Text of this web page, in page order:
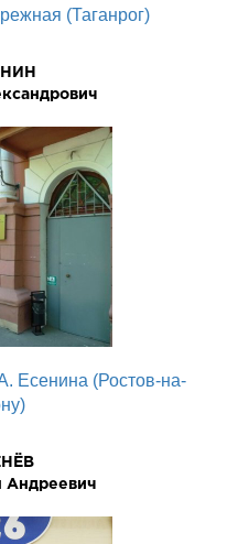
(Таганрог)
Есенина (Ростов-на-
Андреевич